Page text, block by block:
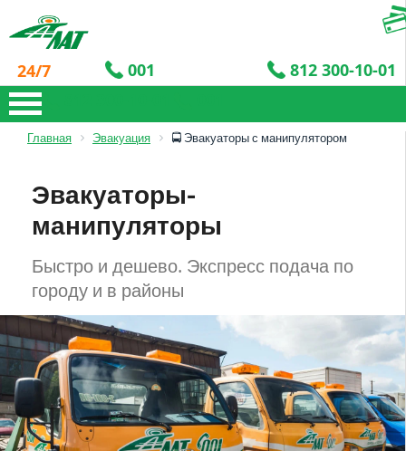
24/7 001
812 300-10-01
Главная Эвакуация 🚍 Эвакуаторы с манипулятором
Эвакуаторы-
манипуляторы
Быстро и дешево. Экспресс подача по
городу и в районы